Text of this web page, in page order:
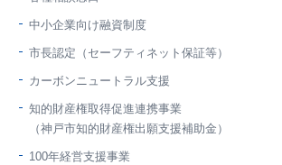
中小企業向け融資制度
市長認定（セーフティネット保証等）
カーボンニュートラル支援
知的財産権取得促進連携事業
（神戸市知的財産権出願支援補助金）
100年経営支援事業